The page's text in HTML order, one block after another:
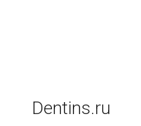
Dentins.ru